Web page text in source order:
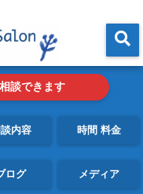
談できます
内容 時間 料金
ログ メディア